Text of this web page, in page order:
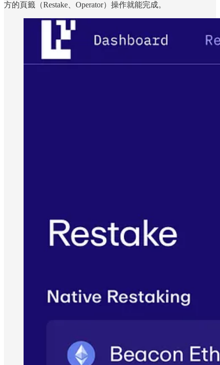
方的頁籤（Restake、Operator）操作就能完成。